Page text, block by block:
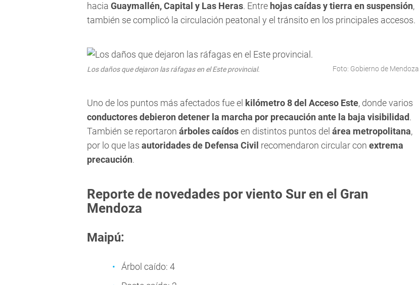
hacia Guaymallén, Capital y Las Heras. Entre hojas caídas y tierra en suspensión,
también se complicó la circulación peatonal y el tránsito en los principales accesos.
Los daños que dejaron las ráfagas en el Este provincial. Foto: Gobierno de Mendoza
Uno de los puntos más afectados fue el kilómetro 8 del Acceso Este, donde varios
conductores debieron detener la marcha por precaución ante la baja visibilidad.
También se reportaron árboles caídosen distintos puntos del área metropolitana,
por lo que las autoridades de Defensa Civil recomendaron circular con extrema
precaución.
Reporte de novedades por viento Sur en el Gran
Mendoza
Maipú:
Árbol caído: 4